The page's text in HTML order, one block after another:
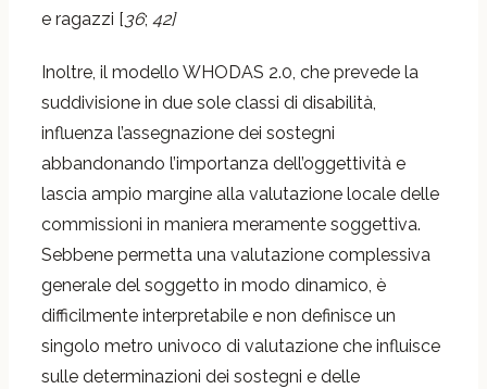
e ragazzi [36; 42]
Inoltre, il modello WHODAS 2.0, che prevede la
suddivisione in due sole classi di disabilità,
influenza l’assegnazione dei sostegni
abbandonando l’importanza dell’oggettività e
lascia ampio margine alla valutazione locale delle
commissioni in maniera meramente soggettiva.
Sebbene permetta una valutazione complessiva
generale del soggetto in modo dinamico, è
difficilmente interpretabile e non definisce un
singolo metro univoco di valutazione che influisce
sulle determinazioni dei sostegni e delle